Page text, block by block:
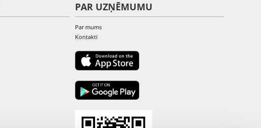
PAR UZŅĒMUMU
Par mums
Kontakti